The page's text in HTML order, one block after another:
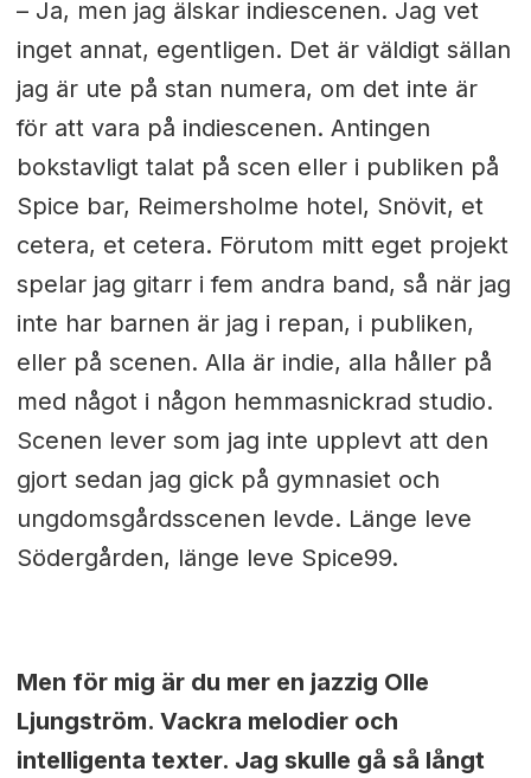
– Ja, men jag älskar indiescenen. Jag vet
inget annat, egentligen. Det är väldigt sällan
jag är ute på stan numera, om det inte är
för att vara på indiescenen. Antingen
bokstavligt talat på scen eller i publiken på
Spice bar, Reimersholme hotel, Snövit, et
cetera, et cetera. Förutom mitt eget projekt
spelar jag gitarr i fem andra band, så när jag
inte har barnen är jag i repan, i publiken,
eller på scenen. Alla är indie, alla håller på
med något i någon hemmasnickrad studio.
Scenen lever som jag inte upplevt att den
gjort sedan jag gick på gymnasiet och
ungdomsgårdsscenen levde. Länge leve
Södergården, länge leve Spice99.
Men för mig är du mer en jazzig Olle
Ljungström. Vackra melodier och
intelligenta texter. Jag skulle gå så långt